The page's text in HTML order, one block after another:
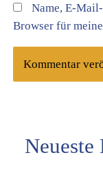
Name, E-
Browser für
Neueste
K